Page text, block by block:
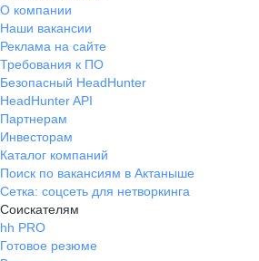
О компании
Наши вакансии
Реклама на сайте
Требования к ПО
Безопасный HeadHunter
HeadHunter API
Партнерам
Инвесторам
Каталог компаний
Поиск по вакансиям в Актаныше
Сетка: соцсеть для нетворкинга
Соискателям
hh PRO
Готовое резюме